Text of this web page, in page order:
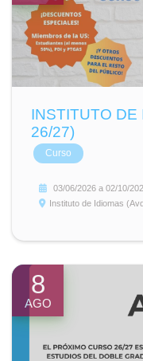
INSTITUTO DE
26/27)
Curso
03/06/2026 a 02/10/
Instituto de Idiomas
8
AGO